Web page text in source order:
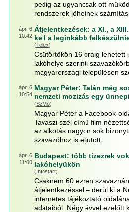
pedig az ugyancsak ott
rendszerek jöhetnek
ápr. 6
10:42
Átjelentkezések: a XI., a
kell a leginkább
(Telex)
Csütörtökön 16 óráig lehetett
lakóhelye szerinti
magyarországi településen
ápr. 6
10:54
Magyar Péter: Talán még
nemzeti mozizás egy
(SzMo)
Magyar Péter a Facebook-
Tavaszi szél című film
az alkotás nagyon sok
szavazóhoz is eljutott.
ápr. 6
11:00
Budapest: több tízezrek
lakóhelyükön
(Infostart)
Csaknem 60 ezren
átjelentkezéssel – derül ki a
internetes tájékoztató
adataiból. Négy évvel ezelőtt